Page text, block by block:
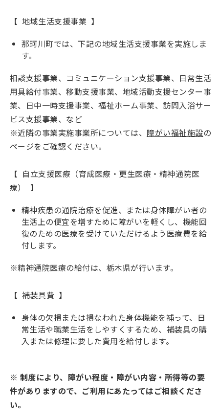
【 地域生活支援事業 】
那珂川町では、下記の地域生活支援事業を実施しま
す。
相談支援事業、コミュニケーション支援事業、日常生活
用具給付事業、移動支援事業、地域活動支援センター事
業、日中一時支援事業、福祉ホーム事業、訪問入浴サー
ビス支援事業、など
※近隣の事業実施事業所については、 障がい福祉施設の
ページをご確認ください。
【 自立支援医療（育成医療・更生医療・精神通院医
療） 】
精神疾患の通院治療を促進、または身体障がい者の
生活上の便宜を増すために障がいを軽くし、機能回
復のための医療を受けていただけるよう医療費を給
付します。
※精神通院医療の給付は、栃木県が行います。
【 補装具費 】
身体の欠損または損なわれた身体機能を補って、日
常生活や職業生活をしやすくするため、補装具の購
入または修理に要した費用を給付します。
※ 制度により、障がい程度・障がい内容・所得等の要
件がありますので、ご利用にあたってはご相談くださ
い。